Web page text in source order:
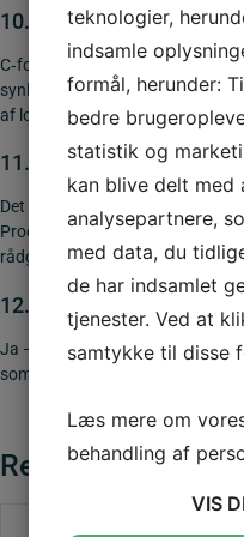
10. Hvorfor er korrekt
C‑forbudstavler har juridisk
synlighed er derfor afgørende
af loven.
11. Hvordan vælger jeg
Det afhænger af det konkrete
Produktbeskrivelser guider dig til
rådgivning ved behov.
12. Er tavlerne
Ja — A39’s vejskilte leveres med
som er påkrævet ved brug på
Relaterede varer
teknologier,
indsamle
formål, herunder:
bedre
statistik og
kan blive delt med
analysepartnere,
med data, du
de har indsamlet
tjenester. Ved at
samtykke til disse
Læs mere om
behandling af
VIS